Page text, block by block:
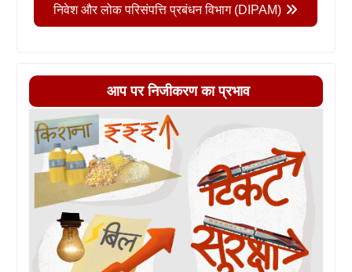
निवेश और लोक परिसंपत्ति प्रबंधन विभाग (DIPAM)
आप पर निजीकरण का प्रभाव